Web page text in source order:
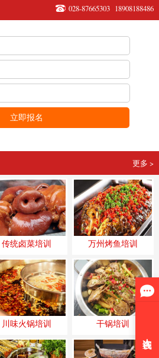
028-87665303 18908188486
立即报名
更多 >
传统卤菜培训 万州烤鱼培训
川味火锅培训 干锅培训